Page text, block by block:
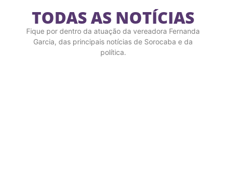
TODAS AS NOTÍCIAS
Fique por dentro da atuação da vereadora Fernanda
Garcia, das principais notícias de Sorocaba e da
política.